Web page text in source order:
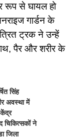
रूप से घायल हो
गार्डन के
ट्रक ने उन्हें
पैर और शरीर के
सिंह
अवस्था में
चिकित्सकों ने
जिला